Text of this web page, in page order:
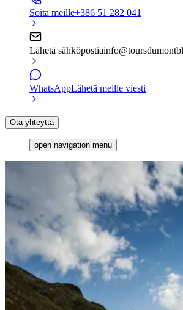
Soita meille+386 51 282 041
Lähetä sähköpostia
WhatsAppLähetä meille viesti
Ota yhteyttä
open navigation menu